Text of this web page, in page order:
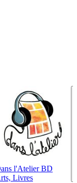
l'Atelier BD
Livres